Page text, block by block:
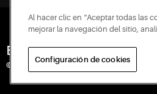
Engineered for
© 2026 Copeland LP. Todos los derechos
Al hacer clic en “Aceptar todas las
mejorar la navegación del sitio,
Configuración de cookies